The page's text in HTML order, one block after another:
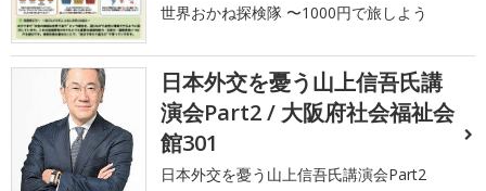
世界おかね探検隊 〜1000円で旅しよう
日本外交を憂う山上信吾氏講
演会Part2 / 大阪府社会福祉会
館301
日本外交を憂う山上信吾氏講演会Part2